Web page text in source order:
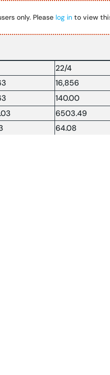
only. Please log into view
22/4
16,856
140.00
6503.49
64.08